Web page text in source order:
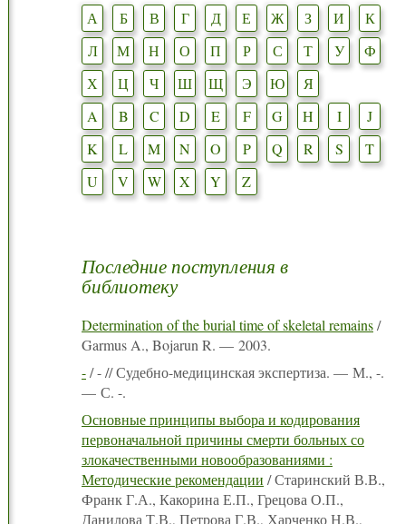
А Б В Г Д Е Ж З И
К
Л
М Н О П Р С Т У
Ф
Х
Ц Ч Ш Щ Э Ю
Я
A
B C D E F G H I
J
K
L M N O P Q R S
T
U
V W X Y Z
Последние поступления в
библиотеку
Determination of the burial time of skeletal remains/
Garmus A., Bojarun R. — 2003.
-/ - // Судебно-медицинская экспертиза. — М., -.
— С. -.
Основные принципы выбора и кодирования
первоначальной причины смерти больных со
злокачественными новообразованиями :
Методические рекомендации / Старинский В.В.,
Франк Г.А., Какорина Е.П., Грецова О.П.,
Данилова Т.В., Петрова Г.В., Харченко Н.В.,